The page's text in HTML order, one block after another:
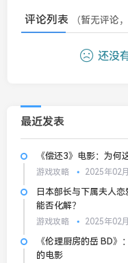
评论列表 （暂无评论，
还没
最近发表
《偿还3》电影：为何
游戏攻略 2025年02
日本部长与下属夫人
能否化解？
游戏攻略 2025年02
《伦理厨房的岳 BD
的电影